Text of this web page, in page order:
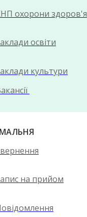
охорони здоров'я
освіти
культури
на прийом